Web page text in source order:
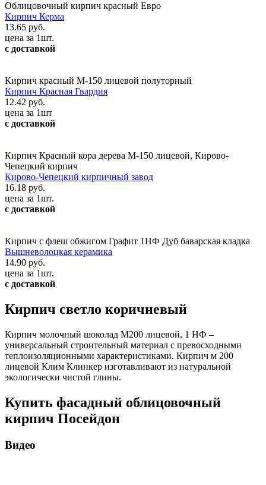
Облицовочный кирпич красный Евро
Кирпич Керма
13.65 руб.
цена за 1шт.
с доставкой
Кирпич красный М-150 лицевой полуторный
Кирпич Красная Гвардия
12.42 руб.
цена за 1шт
с доставкой
Кирпич Красный кора дерева М-150 лицевой, Кирово-
Чепецкий кирпич
Кирово-Чепецкий кирпичный завод
16.18 руб.
цена за 1шт.
с доставкой
Кирпич с флеш обжигом Графит 1НФ Дуб баварская кладка
Вышневолоцкая керамика
14.90 руб.
цена за 1шт.
с доставкой
Кирпич светло коричневый
Кирпич молочный шоколад М200 лицевой, 1 НФ –
универсальный строительный материал с превосходными
теплоизоляционными характеристиками. Кирпич м 200
лицевой Клим Клинкер изготавливают из натуральной
экологически чистой глины.
Купить фасадный облицовочный
кирпич Посейдон
Видео